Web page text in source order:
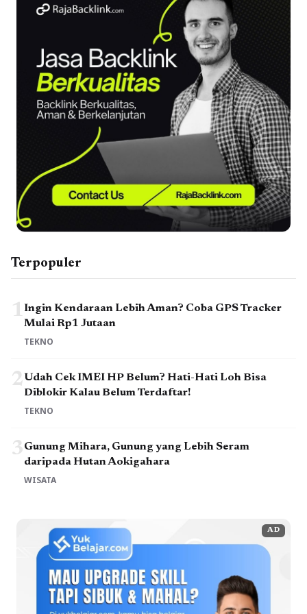
Terpopuler
1Ingin Kendaraan Lebih Aman? Coba GPS Tracker
Mulai Rp1 Jutaan
TEKNO
2Udah Cek IMEI HP Belum? Hati-Hati Loh Bisa
Diblokir Kalau Belum Terdaftar!
TEKNO
3Gunung Mihara, Gunung yang Lebih Seram
daripada Hutan Aokigahara
WISATA
AD